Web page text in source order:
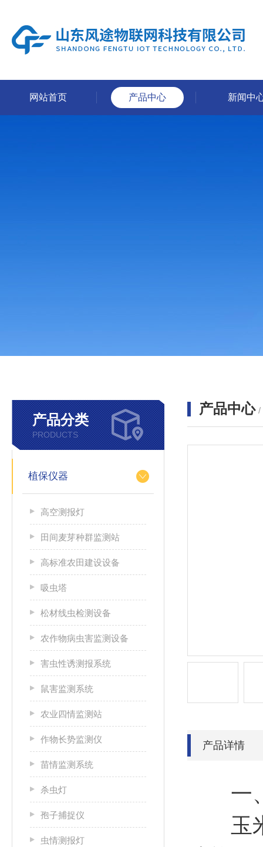
网站首页 产品中心 新闻中
产品分类
PRODUCTS
植保仪器
高空测报灯
田间麦芽种群监测站
高标准农田建设设备
吸虫塔
松材线虫检测设备
农作物病虫害监测设备
害虫性诱测报系统
鼠害监测系统
农业四情监测站
作物长势监测仪
苗情监测系统
杀虫灯
孢子捕捉仪
虫情测报灯
产品中心 /
产品详情
一
玉米